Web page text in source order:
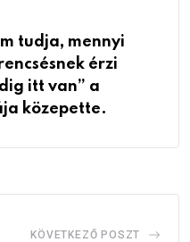
tudja, mennyi
érzi
itt van” a
közepette.
KÖVETKEZŐ POSZT